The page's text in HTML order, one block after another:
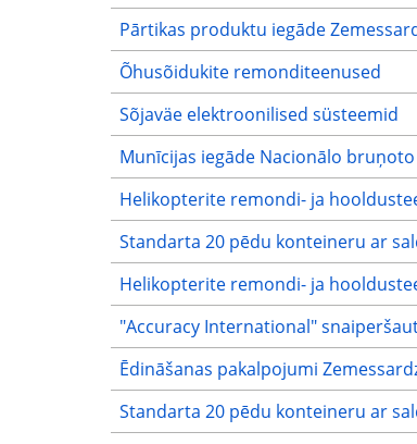
Pārtikas produktu iegāde
Õhusõidukite remonditeenused
Sõjaväe elektroonilised süsteemid
Munīcijas iegāde Nacionālo
Helikopterite remondi- ja
Standarta 20 pēdu konteineru ar
Helikopterite remondi- ja
"Accuracy International"
Ēdināšanas pakalpojumi
Standarta 20 pēdu konteineru ar